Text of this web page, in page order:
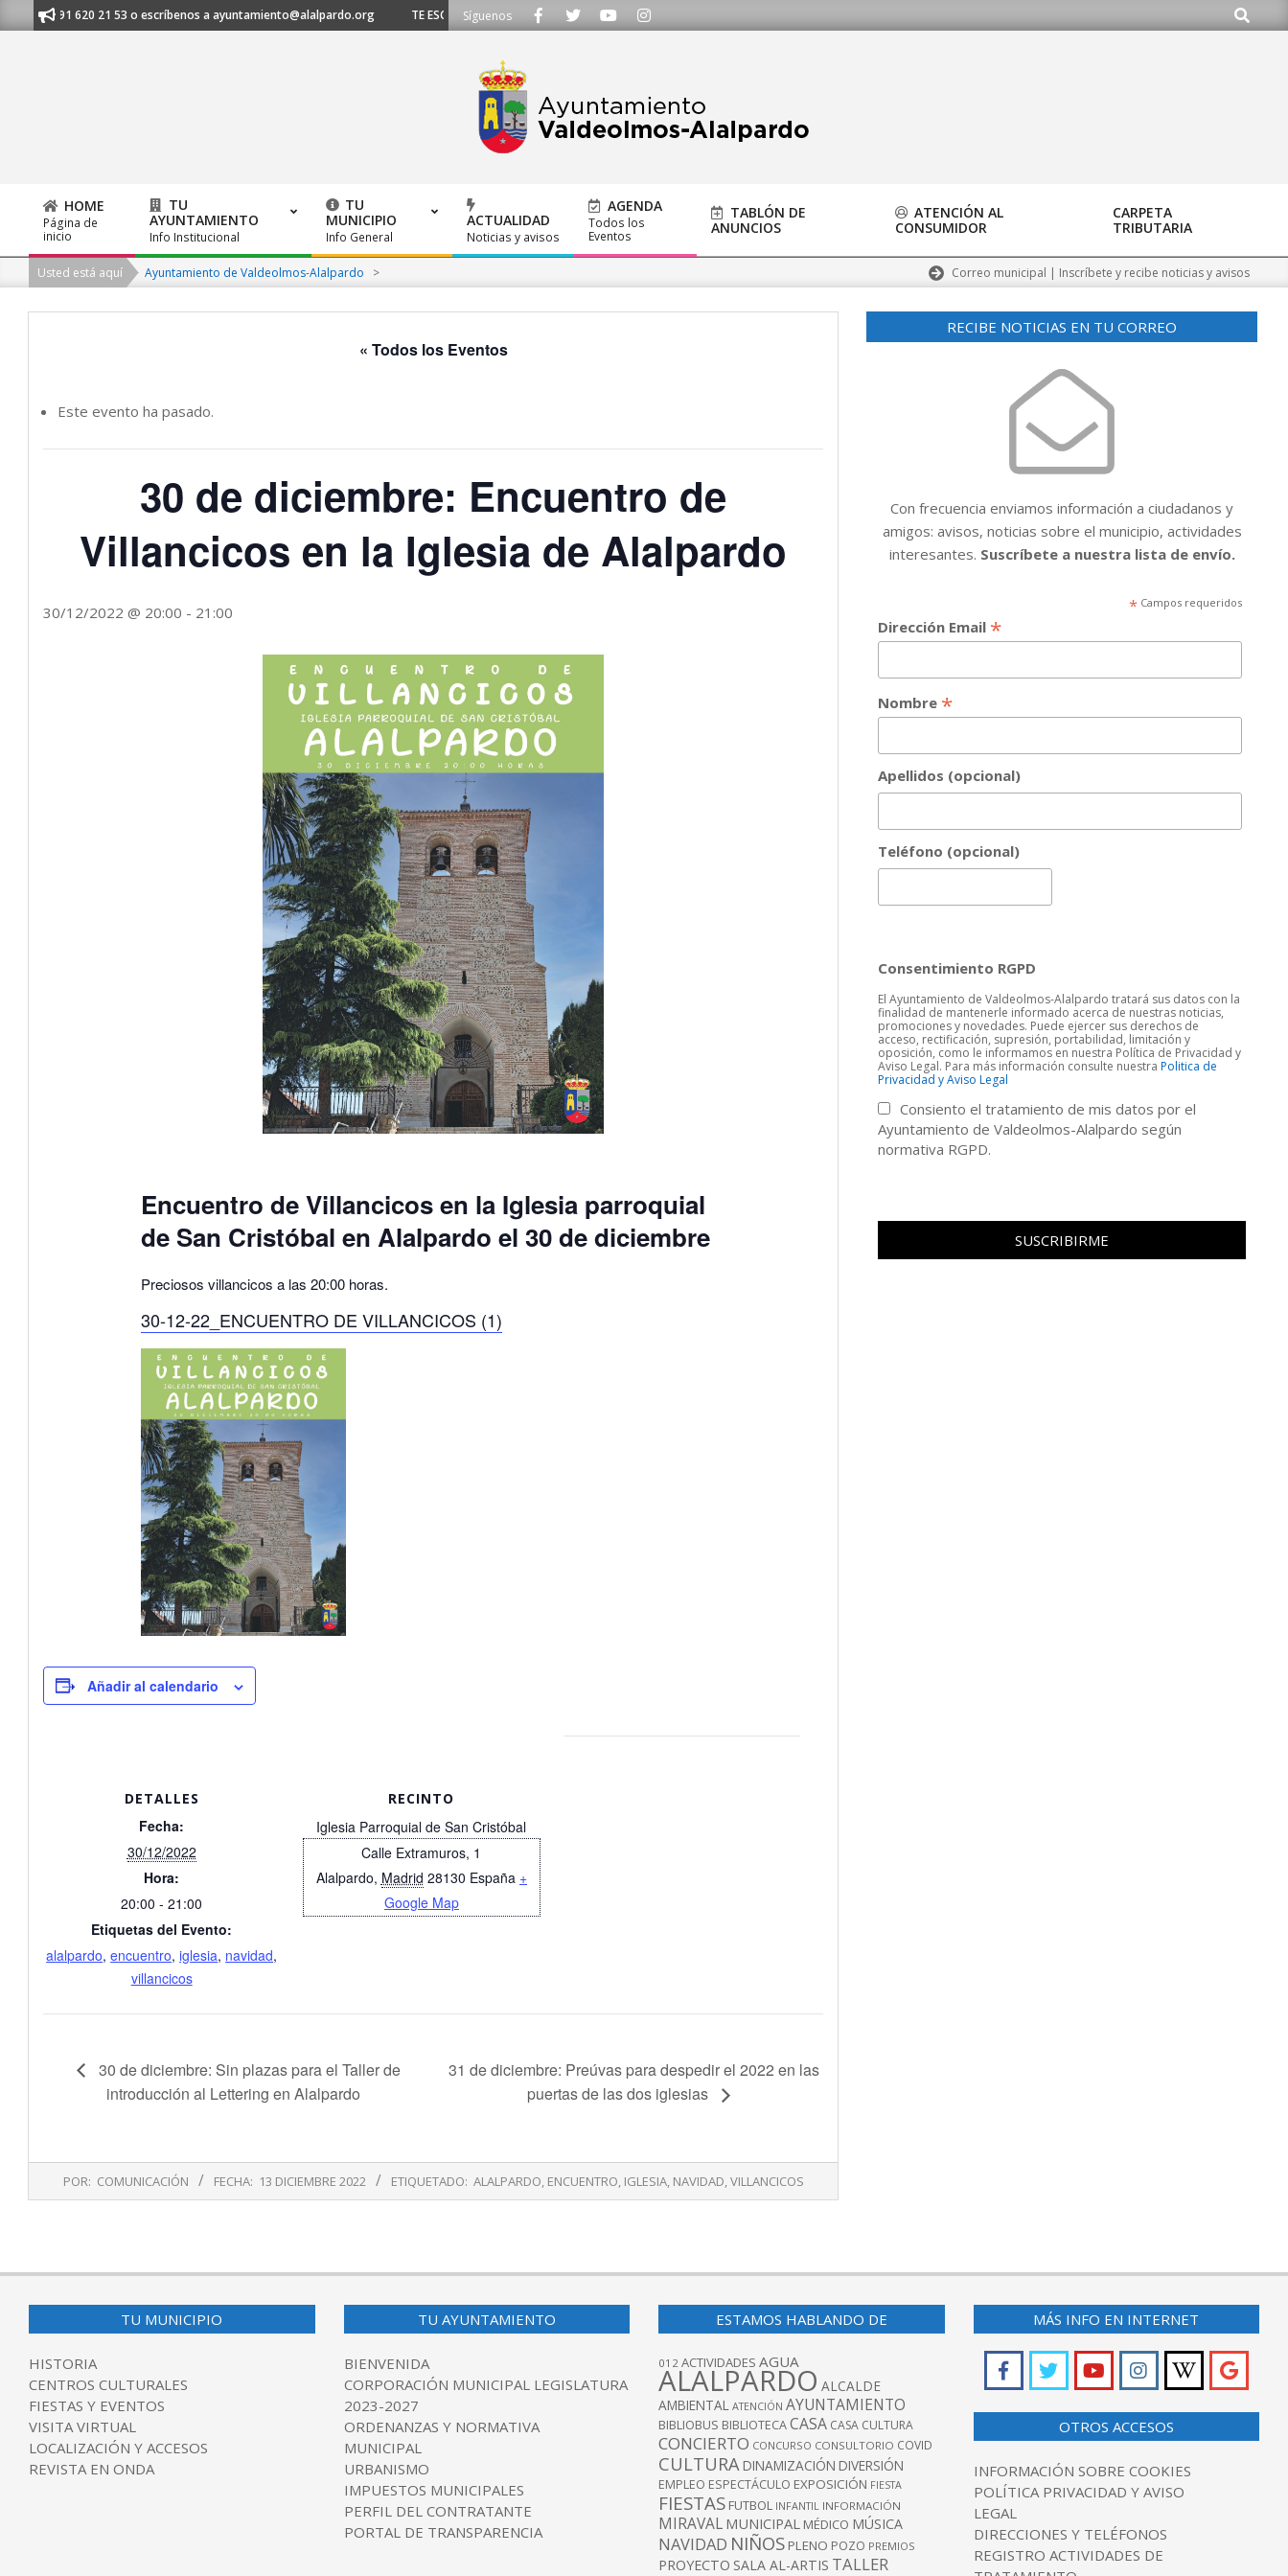
to
al 91 620 21 53 o escríbenos a ayuntamiento@alalpardo.org TE ESCUCHAMOS - Llámanos al 91 620 21 53 o escríbenos a ayuntamiento@alalpardo.org
Síguenos Buscar
Primary
Navigation
Menu
HOME
Página de
inicio
TU
AYUNTAMIENTO
Info Institucional
TU
MUNICIPIO
Info General
ACTUALIDAD
Noticias y avisos
AGENDA
Todos los
Eventos
TABLÓN DE
ANUNCIOS
ATENCIÓN AL
CONSUMIDOR
CARPETA
TRIBUTARIA
Usted está aquí Ayuntamiento de Valdeolmos-Alalpardo > Correo municipal | Inscríbete y recibe noticias y avisos
« Todos los Eventos
Este evento ha pasado.
30 de diciembre: Encuentro de
Villancicos en la Iglesia de Alalpardo
30/12/2022 @ 20:00 - 21:00
Encuentro de Villancicos en la Iglesia parroquial
de San Cristóbal en Alalpardo el 30 de diciembre
Preciosos villancicos a las 20:00 horas.
30-12-22_ENCUENTRO DE VILLANCICOS (1)
Añadir al calendario
DETALLES
Fecha:
30/12/2022
Hora:
20:00 - 21:00
Etiquetas del Evento:
alalpardo,encuentro,iglesia, navidad,
villancicos
RECINTO
Iglesia Parroquial de San Cristóbal
Calle Extramuros, 1
Alalpardo, Madrid 28130 España +
Google Map
30 de diciembre: Sin plazas para el Taller de
introducción al Lettering en Alalpardo
31 de diciembre: Preúvas para despedir el 2022 en las
puertas de las dos iglesias
POR: COMUNICACIÓN FECHA: 13 DICIEMBRE 2022 ETIQUETADO: ALALPARDO, ENCUENTRO, IGLESIA, NAVIDAD,VILLANCICOS
RECIBE NOTICIAS EN TU CORREO
Con frecuencia enviamos información a ciudadanos y
amigos: avisos, noticias sobre el municipio, actividades
interesantes. Suscríbete a nuestra lista de envío.
* Campos requeridos
Dirección Email *
Nombre *
Apellidos (opcional)
Teléfono (opcional)
Consentimiento RGPD
El Ayuntamiento de Valdeolmos-Alalpardo tratará sus datos con la
finalidad de mantenerle informado acerca de nuestras noticias,
promociones y novedades. Puede ejercer sus derechos de
acceso, rectificación, supresión, portabilidad, limitación y
oposición, como le informamos en nuestra Política de Privacidad y
Aviso Legal. Para más información consulte nuestraPolitica de
Privacidad y Aviso Legal
Consiento el tratamiento de mis datos por el
Ayuntamiento de Valdeolmos-Alalpardo según
normativa RGPD.
TU MUNICIPIO
HISTORIA
CENTROS CULTURALES
FIESTAS Y EVENTOS
VISITA VIRTUAL
LOCALIZACIÓN Y ACCESOS
REVISTA EN ONDA
TU AYUNTAMIENTO
BIENVENIDA
CORPORACIÓN MUNICIPAL LEGISLATURA
2023-2027
ORDENANZAS Y NORMATIVA
MUNICIPAL
URBANISMO
IMPUESTOS MUNICIPALES
PERFIL DEL CONTRATANTE
PORTAL DE TRANSPARENCIA
ESTAMOS HABLANDO DE
012 ACTIVIDADES AGUA
ALALPARDO ALCALDE
AMBIENTAL ATENCIÓN AYUNTAMIENTO
BIBLIOBUS BIBLIOTECACASA CASA CULTURA
CONCIERTO CONCURSO CONSULTORIO COVID
CULTURA DINAMIZACIÓN DIVERSIÓN
EMPLEO ESPECTÁCULO EXPOSICIÓN FIESTA
FIESTAS FUTBOL INFANTIL INFORMACIÓN
MIRAVAL MUNICIPAL MÉDICO MÚSICA
NAVIDAD NIÑOS PLENO POZO PREMIOS
PROYECTO SALA AL-ARTIS TALLER
MÁS INFO EN INTERNET
OTROS ACCESOS
INFORMACIÓN SOBRE COOKIES
POLÍTICA PRIVACIDAD Y AVISO
LEGAL
DIRECCIONES Y TELÉFONOS
REGISTRO ACTIVIDADES DE